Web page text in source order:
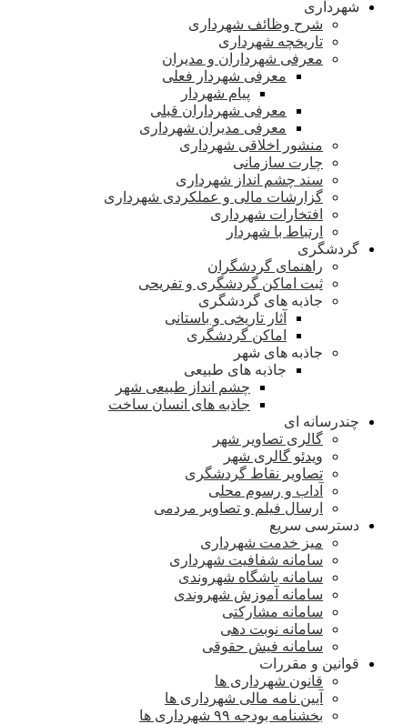
شهرداری
شرح وظائف شهرداری
تاریخچه شهرداری
معرفی شهرداران و مدیران
معرفی شهردار فعلی
پیام شهردار
معرفی شهرداران قبلی
معرفی مدیران شهرداری
منشور اخلاقی شهرداری
چارت سازمانی
سند چشم انداز شهرداری
گزارشات مالی و عملکردی شهرداری
افتخارات شهرداری
ارتباط با شهردار
گردشگری
راهنمای گردشگران
ثبت اماکن گردشگری و تفریحی
جاذبه های گردشگری
آثار تاریخی و باستانی
اماکن گردشگری
جاذبه های شهر
جاذبه های طبیعی
چشم انداز طبیعی شهر
جاذبه های انسان ساخت
چندرسانه ای
گالری تصاویر شهر
ویدئو گالری شهر
تصاویر نقاط گردشگری
آداب و رسوم محلی
ارسال فیلم و تصاویر مردمی
دسترسی سریع
میز خدمت شهرداری
سامانه شفافیت شهرداری
سامانه باشگاه شهروندی
سامانه آموزش شهروندی
سامانه مشارکتی
سامانه نوبت دهی
سامانه فیش حقوقی
قوانین و مقررات
قانون شهرداری ها
آیین نامه مالی شهرداری ها
بخشنامه بودجه ۹۹ شهرداری ها